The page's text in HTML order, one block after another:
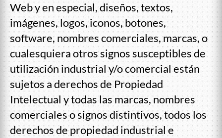
Web y en especial, diseños, textos,
imágenes, logos, iconos, botones,
software, nombres comerciales, marcas, o
cualesquiera otros signos susceptibles de
utilización industrial y/o comercial están
sujetos a derechos de Propiedad
Intelectual y todas las marcas, nombres
comerciales o signos distintivos, todos los
derechos de propiedad industrial e